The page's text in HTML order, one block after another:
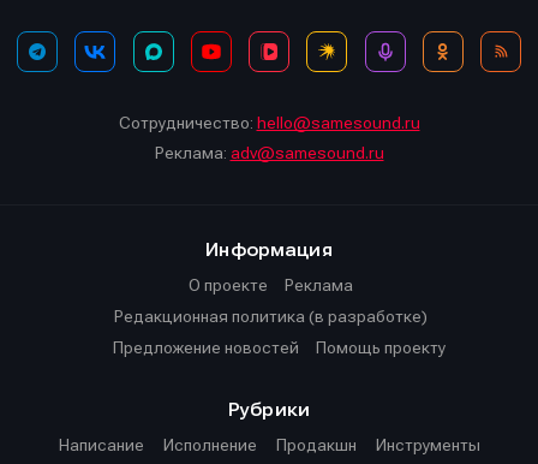
Сотрудничество: hello@samesound.ru
Реклама: adv@samesound.ru
Информация
О проекте
Реклама
Редакционная политика (в разработке)
Предложение новостей
Помощь проекту
Рубрики
Написание
Исполнение Продакшн
Инструменты